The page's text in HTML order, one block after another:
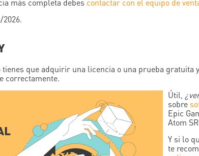
más completa debes contactar con el equipo de
que adquirir una licencia o una prueba gratuita
correctamente.
Útil,
sobre
Epic
Atom
Y si lo
te